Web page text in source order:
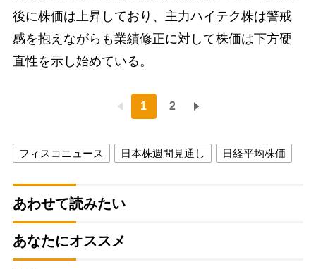
後に株価は上昇しており、主力ハイテク株は警戒
感を抱えながらも業績修正に対して株価は下方硬
直性を示し始めている。
1 2
フィスコニュース 日本株週間見通し 日経平均株価
あわせて読みたい
あなたにオススメ